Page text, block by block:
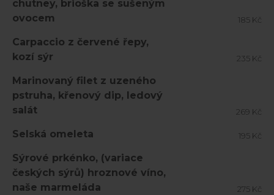
chutney, brioška se sušeným
ovocem
185 Kč
Carpaccio z červené řepy,
kozí sýr
235 Kč
Marinovaný filet z uzeného
pstruha, křenový dip, ledový
salát
269 Kč
Selská omeleta 195 Kč
Sýrové prkénko, (variace
českých sýrů) hroznové víno,
naše marmeláda
275 Kč